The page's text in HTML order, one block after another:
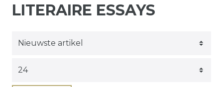
LITERAIRE ESSAYS